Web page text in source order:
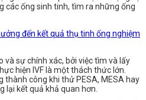
các ống sinh tinh, tìm ra những ống
đến kết quả thụ tinh ống nghiệm
và sự chính xác, bởi việc tìm và lấy
hiện IVF là một thách thức lớn.
thành công khi thử PESA, MESA hay
lại kết quả khả quan hơn.